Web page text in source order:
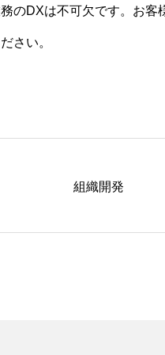
のDXは不可欠です。お客
さい。
組織開発